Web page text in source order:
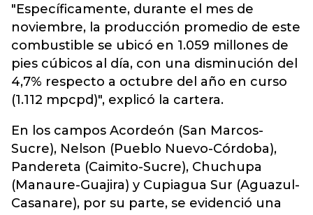
"Específicamente, durante el mes de
noviembre, la producción promedio de este
combustible se ubicó en 1.059 millones de
pies cúbicos al día, con una disminución del
4,7% respecto a octubre del año en curso
(1.112 mpcpd)", explicó la cartera.
En los campos Acordeón (San Marcos-
Sucre), Nelson (Pueblo Nuevo-Córdoba),
Pandereta (Caimito-Sucre), Chuchupa
(Manaure-Guajira) y Cupiagua Sur (Aguazul-
Casanare), por su parte, se evidenció una